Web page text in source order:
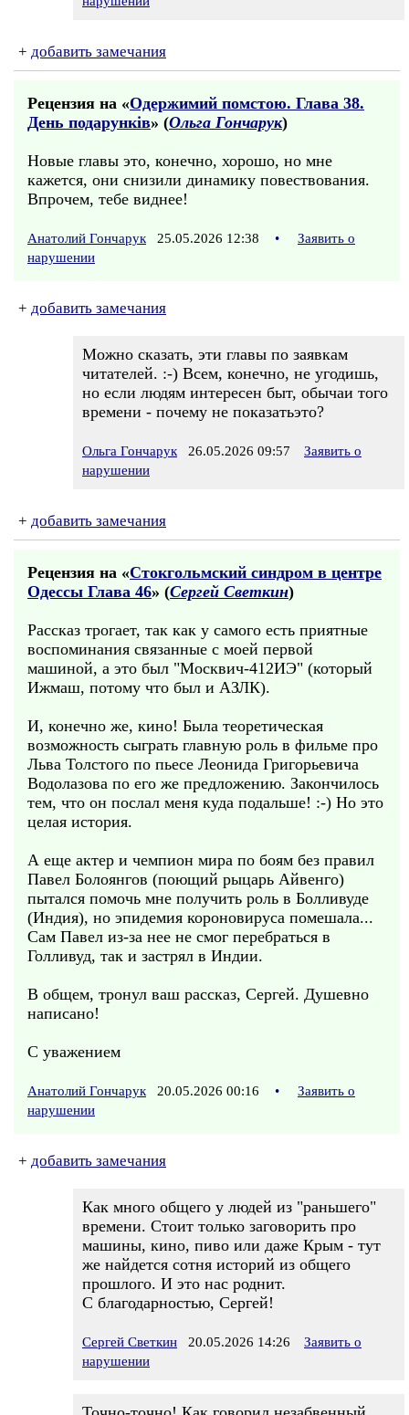
+ добавить замечания
Рецензия на «Одержимий помстою. Глава 38.
День подарункiв» (Ольга Гончарук)
Новые главы это, конечно, хорошо, но мне
кажется, они снизили динамику повествования.
Впрочем, тебе виднее!
Анатолий Гончарук 25.05.2026 12:38 •
Заявить о
нарушении
+ добавить замечания
Можно сказать, эти главы по заявкам
читателей. :-) Всем, конечно, не угодишь,
но если людям интересен быт, обычаи того
времени - почему не показатьэто?
Ольга Гончарук 26.05.2026 09:57
Заявить о
нарушении
+ добавить замечания
Рецензия на «Стокгольмский синдром в центре
Одессы Глава 46» (Сергей Светкин)
Рассказ трогает, так как у самого есть приятные
воспоминания связанные с моей первой
машиной, а это был "Москвич-412ИЭ" (который
Ижмаш, потому что был и АЗЛК).
И, конечно же, кино! Была теоретическая
возможность сыграть главную роль в фильме про
Льва Толстого по пьесе Леонида Григорьевича
Водолазова по его же предложению. Закончилось
тем, что он послал меня куда подальше! :-) Но это
целая история.
А еще актер и чемпион мира по боям без правил
Павел Болоянгов (поющий рыцарь Айвенго)
пытался помочь мне получить роль в Болливуде
(Индия), но эпидемия короновируса помешала...
Сам Павел из-за нее не смог перебраться в
Голливуд, так и застрял в Индии.
В общем, тронул ваш рассказ, Сергей. Душевно
написано!
С уважением
Анатолий Гончарук 20.05.2026 00:16 •
Заявить о
нарушении
+ добавить замечания
Как много общего у людей из "раньшего"
времени. Стоит только заговорить про
машины, кино, пиво или даже Крым - тут
же найдется сотня историй из общего
прошлого. И это нас роднит.
С благодарностью, Сергей!
Сергей Светкин 20.05.2026 14:26
Заявить о
нарушении